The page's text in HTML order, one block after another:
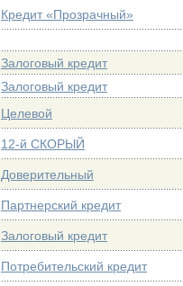
Кредит «Прозрачный»
Залоговый кредит
Залоговый кредит
Целевой
12-й СКОРЫЙ
Доверительный
Партнерский кредит
Залоговый кредит
Потребительский кредит